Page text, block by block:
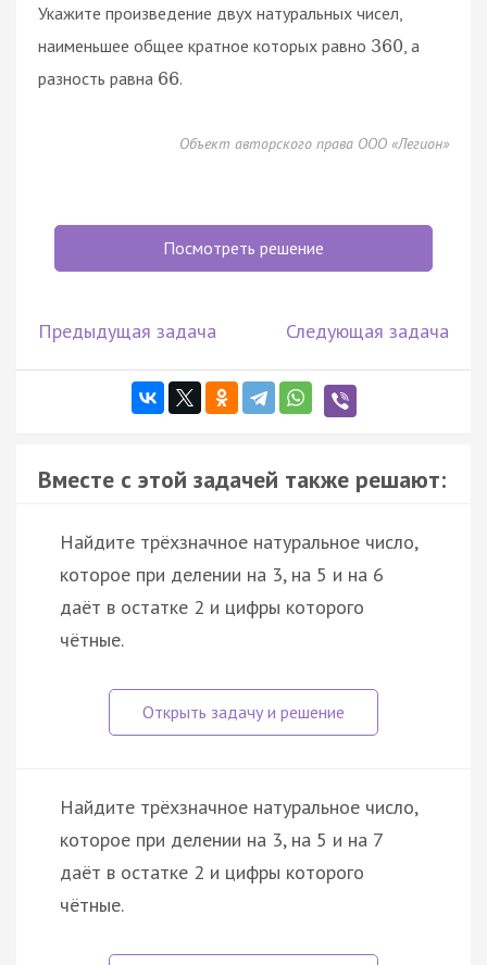
Укажите произведение двух натуральных чисел,
наименьшее общее кратное которых равно 360 , а
разность равна 66.
Объект авторского права ООО «Легион»
Посмотреть решение
Предыдущая задача Следующая задача
Вместе с этой задачей также решают:
Найдите трёхзначное натуральное число,
которое при делении на 3, на 5 и на 6
даёт в остатке 2 и цифры которого
чётные.
Найдите трёхзначное натуральное число,
которое при делении на 3, на 5 и на 7
даёт в остатке 2 и цифры которого
чётные.